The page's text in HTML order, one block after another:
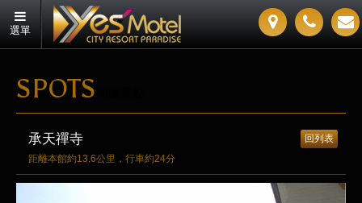
選單
SPOTS
承天禪寺
距離本館約13.6公里，行車約24分
回列表